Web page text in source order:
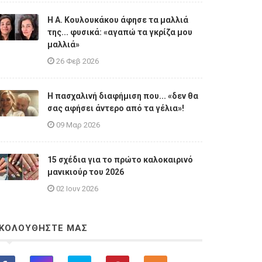
Η A. Κουλουκάκου άφησε τα μαλλιά
της... φυσικά: «αγαπώ τα γκρίζα μου
μαλλιά»
26 Φεβ 2026
Η πασχαλινή διαφήμιση που... «δεν θα
σας αφήσει άντερο από τα γέλια»!
09 Μαρ 2026
15 σχέδια για το πρώτο καλοκαιρινό
μανικιούρ του 2026
02 Ιουν 2026
ΜΑΣ